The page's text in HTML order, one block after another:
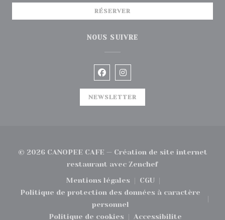
RÉSERVER
NOUS SUIVRE
Facebook ((ouvre une
Instagram ((ouvre une
NEWSLETTER
© 2026 CANOPEE CAFE — Création de site internet
restaurant avec Zenchef((ouvre une
Mentions légales
((ouvre une nouvelle fenêtre))
CGU
((ouvre une
Politique de protection des données à caractère
personnel((ouvre une nouvelle fenêtre))
Politique de cookies
Accessibilite